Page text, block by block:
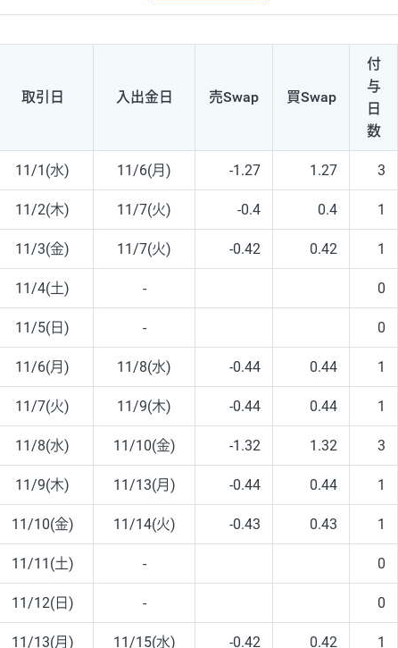
取引日 入出金日 売Swap 買Swap
付
与
日
数
11/1(水) 11/6(月) -1.27 1.27 3
11/2(木) 11/7(火) -0.4 0.4 1
11/3(金) 11/7(火) -0.42 0.42 1
11/4(土) - 0
11/5(日) - 0
11/6(月) 11/8(水) -0.44 0.44 1
11/7(火) 11/9(木) -0.44 0.44 1
11/8(水) 11/10(金) -1.32 1.32 3
11/9(木) 11/13(月) -0.44 0.44 1
11/10(金) 11/14(火) -0.43 0.43 1
11/11(土) - 0
11/12(日) - 0
11/13(月) 11/15(水) -0.42 0.42 1